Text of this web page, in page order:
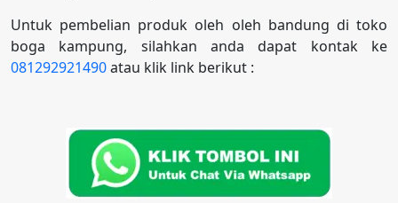
Untuk pembelian produk oleh oleh bandung di toko
boga kampung, silahkan anda dapat kontak ke
081292921490atau klik link berikut :